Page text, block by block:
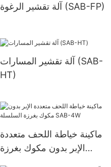
آلة تقشير الرغوة (SAB-FP)
آلة تقشير المسارات (SAB-
HT)
ماكينة خياطة اللحف متعددة
الإبر بدون مكوك بغرزة